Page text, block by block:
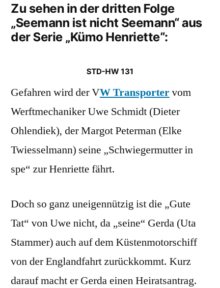
Zu sehen in der dritten Folge
„Seemann ist nicht Seemann“ aus
der Serie „Kümo Henriette“:
STD-HW 131
Gefahren wird der VW Transportervom
Werftmechaniker Uwe Schmidt (Dieter
Ohlendiek), der Margot Peterman (Elke
Twiesselmann) seine „Schwiegermutter in
spe“ zur Henriette fährt.
Doch so ganz uneigennützig ist die „Gute
Tat“ von Uwe nicht, da „seine“ Gerda (Uta
Stammer) auch auf dem Küstenmotorschiff
von der Englandfahrt zurückkommt. Kurz
darauf macht er Gerda einen Heiratsantrag.